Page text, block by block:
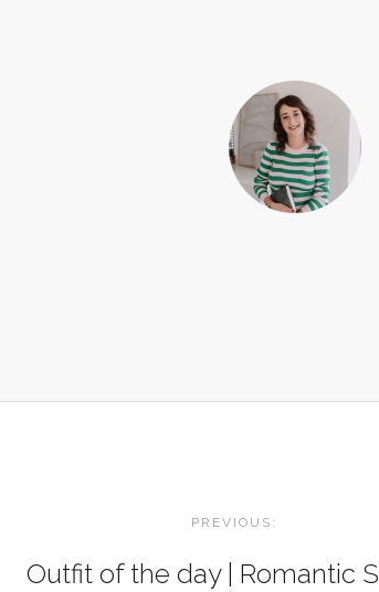
PREVIOUS:
Outfit of the day | Romantic